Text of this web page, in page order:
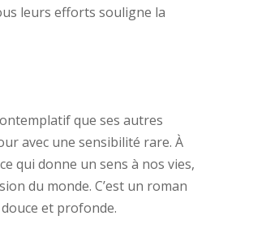
leurs efforts souligne la
que ses autres
avec une sensibilité rare. À
qui donne un sens à nos vies,
du monde. C’est un roman
et profonde.